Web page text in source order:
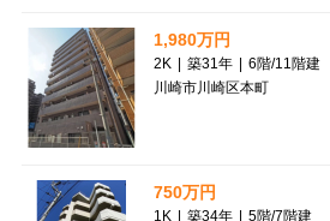
1,980万円
2K | 築31年 | 6階/11階建
川崎市川崎区本町
750万円
1K | 築34年 | 5階/7階建